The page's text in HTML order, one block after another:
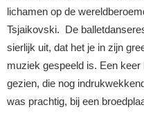
lichamen op de
Tsjaikovski. De
sierlijk uit, dat het je in zijn
muziek gespeeld is. Een
gezien, die nog
was prachtig, bij een